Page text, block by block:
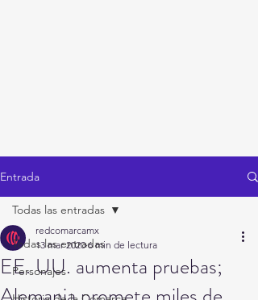
Entrada
Todas las entradas
Personajes
Todas las entradas
EE. UU. aumenta pruebas;
redcomarcamx
13 mar 2020 6 min de lectura